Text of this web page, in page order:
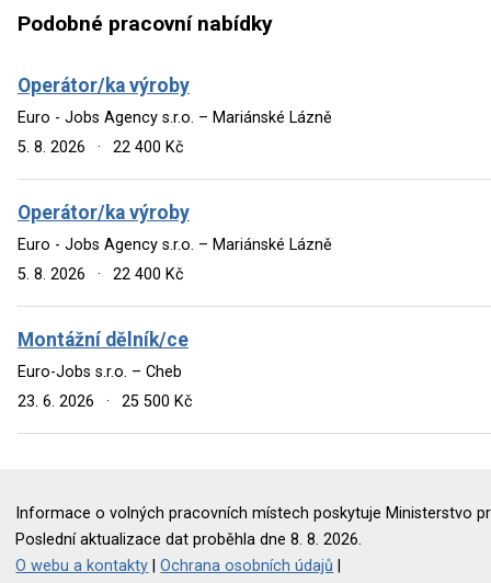
Podobné pracovní nabídky
Operátor/ka výroby
Euro - Jobs Agency s.r.o. – Mariánské Lázně
5. 8. 2026
· 22 400 Kč
Operátor/ka výroby
Euro - Jobs Agency s.r.o. – Mariánské Lázně
5. 8. 2026
· 22 400 Kč
Montážní dělník/ce
Euro-Jobs s.r.o. – Cheb
23. 6. 2026
· 25 500 Kč
Informace o volných pracovních místech poskytuje Ministerstvo
Poslední aktualizace dat proběhla dne 8. 8. 2026.
O webu a kontakty |Ochrana osobních údajů